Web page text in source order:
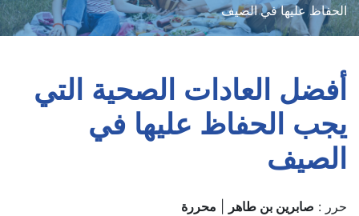
الحفاظ عليها في الصيف
أفضل العادات الصحية التي
يجب الحفاظ عليها في
الصيف
حرر : صابرين بن طاهر
محررة